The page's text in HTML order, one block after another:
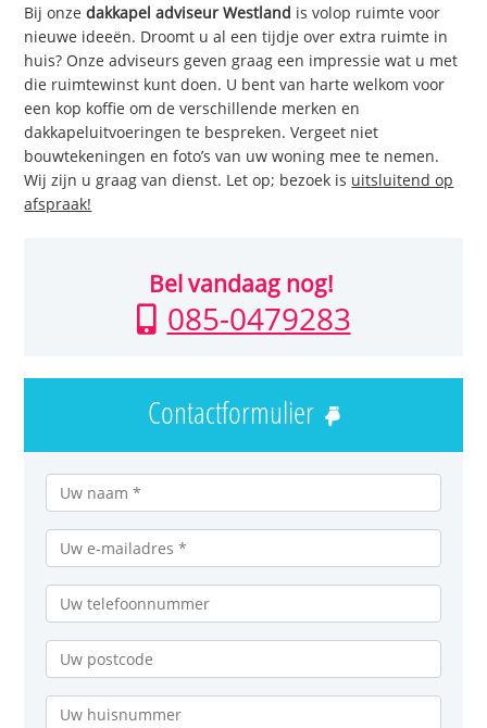
Bij onzedakkapel adviseur Westland is volop ruimte voor
nieuwe ideeën. Droomt u al een tijdje over extra ruimte in
huis? Onze adviseurs geven graag een impressie wat u met
die ruimtewinst kunt doen. U bent van harte welkom voor
een kop koffie om de verschillende merken en
dakkapeluitvoeringen te bespreken. Vergeet niet
bouwtekeningen en foto’s van uw woning mee te nemen.
Wij zijn u graag van dienst. Let op; bezoek is uitsluitend op
afspraak!
Bel vandaag nog!
085-0479283
Contactformulier